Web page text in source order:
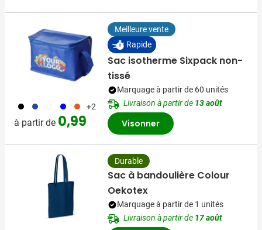
001 023 002 005 007 +2
à partir de 0,99
Meilleure vente
Rapide
Sac isotherme Sixpack non-
tissé
Marquage à partir de 60 unités
Livraison à partir de 13 août
Visonner
Durable
Sac à bandoulière Colour
Oekotex
Marquage à partir de 1 unités
Livraison à partir de 17 août